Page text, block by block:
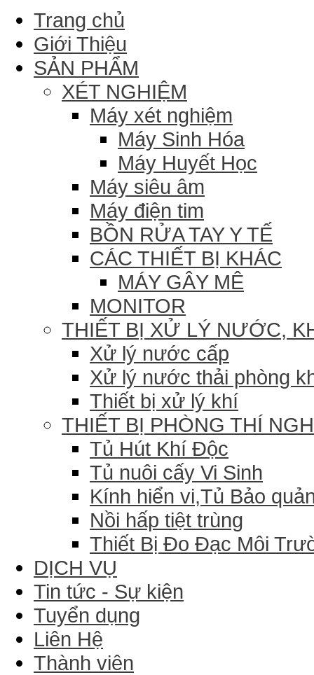
Trang chủ
Giới Thiệu
SẢN PHẨM
XÉT NGHIỆM
Máy xét nghiệm
Máy Sinh Hóa
Máy Huyết Học
Máy siêu âm
Máy điện tim
BỒN RỬA TAY Y TẾ
CÁC THIẾT BỊ KHÁC
MÁY GÂY MÊ
MONITOR
THIẾT BỊ XỬ LÝ NƯỚC,
Xử lý nước cấp
Xử lý nước thải phòng
Thiết bị xử lý khí
THIẾT BỊ PHÒNG THÍ
Tủ Hút Khí Độc
Tủ nuôi cấy Vi Sinh
Kính hiển vi,Tủ Bảo
Nồi hấp tiệt trùng
Thiết Bị Đo Đạc Môi
DỊCH VỤ
Tin tức - Sự kiện
Tuyển dụng
Liên Hệ
Thành viên